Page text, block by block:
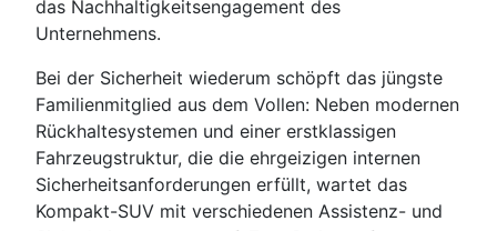
das Nachhaltigkeitsengagement des
Unternehmens.
Bei der Sicherheit wiederum schöpft das jüngste
Familienmitglied aus dem Vollen: Neben modernen
Rückhaltesystemen und einer erstklassigen
Fahrzeugstruktur, die die ehrgeizigen internen
Sicherheitsanforderungen erfüllt, wartet das
Kompakt-SUV mit verschiedenen Assistenz- und